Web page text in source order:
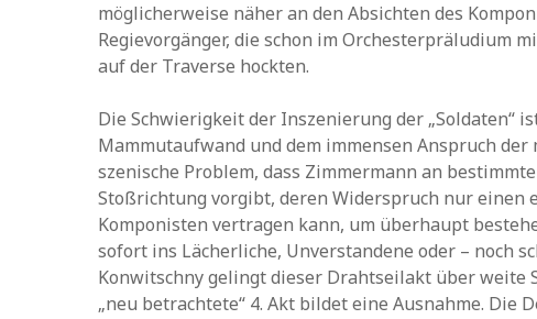
möglicherweise näher an den Absichten des
Regievorgänger, die schon im Orchesterpräludium
auf der Traverse hockten.
Die Schwierigkeit der Inszenierung der „Soldaten“
Mammutaufwand und dem immensen Anspruch
szenische Problem, dass Zimmermann an
Stoßrichtung vorgibt, deren Widerspruch nur einen
Komponisten vertragen kann, um überhaupt
sofort ins Lächerliche, Unverstandene oder – noch
Konwitschny gelingt dieser Drahtseilakt über weite
„neu betrachtete“ 4. Akt bildet eine Ausnahme. Die